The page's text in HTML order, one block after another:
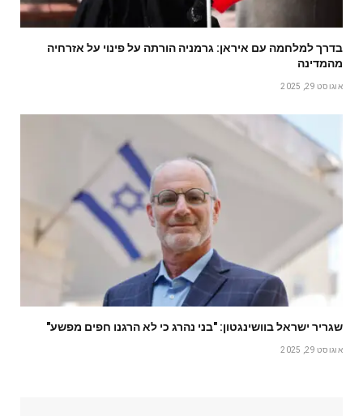
בדרך למלחמה עם איראן: גרמניה הורתה על פינוי על אזרחיה
מהמדינה
אוגוסט 29, 2025
שגריר ישראל בוושינגטון: "בני נהרג כי לא הרגנו חפים מפשע"
אוגוסט 29, 2025